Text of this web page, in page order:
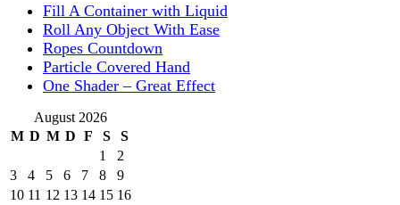
Fill A Container with Liquid
Roll Any Object With Ease
Ropes Countdown
Particle Covered Hand
One Shader – Great Effect
August 2026
M D M D F S
S
1
2
3
4 5 6 7 8
9
10 11 12 13 14 15 16